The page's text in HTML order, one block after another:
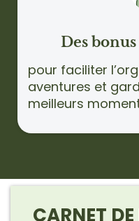
Des
pour faciliter
aventures et
meilleurs
CARNET